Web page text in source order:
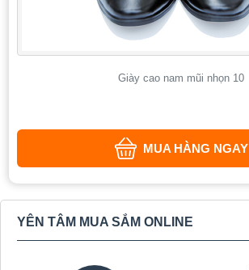
Giày cao nam mũi nhọn 10
MUA HÀNG NGAY
YÊN TÂM MUA SẮM ONLINE